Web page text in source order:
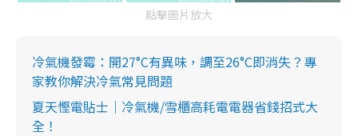
點擊圖片放大
冷氣機發霉：開27°C有異味，調至26°C即消失？專
家教你解決冷氣常見問題
夏天慳電貼士｜冷氣機/雪櫃高耗電電器省錢招式大
全！